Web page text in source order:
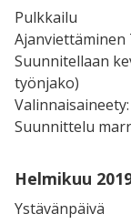
Pulkkailu
Ajanviettäminen
Suunnitellaan
työnjako)
Suunnittelu
Helmikuu
Ystävänpäivä